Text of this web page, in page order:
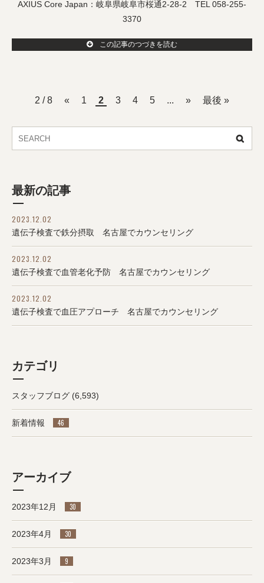
AXIUS Core Japan：岐阜県岐阜市桜通2-28-2 TEL 058-255-
3370
この記事のつづきを読む
2 / 8 « 1 2 3 4 5 ... » 最後 »
最新の記事
2023.12.02
遺伝子検査で鉄分摂取 名古屋でカウンセリング
2023.12.02
遺伝子検査で血管老化予防 名古屋でカウンセリング
2023.12.02
遺伝子検査で血圧アプローチ 名古屋でカウンセリング
カテゴリ
スタッフブログ (6,593)
新着情報 46
アーカイブ
2023年12月 30
2023年4月 30
2023年3月 9